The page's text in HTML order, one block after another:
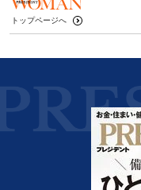
トップページへ